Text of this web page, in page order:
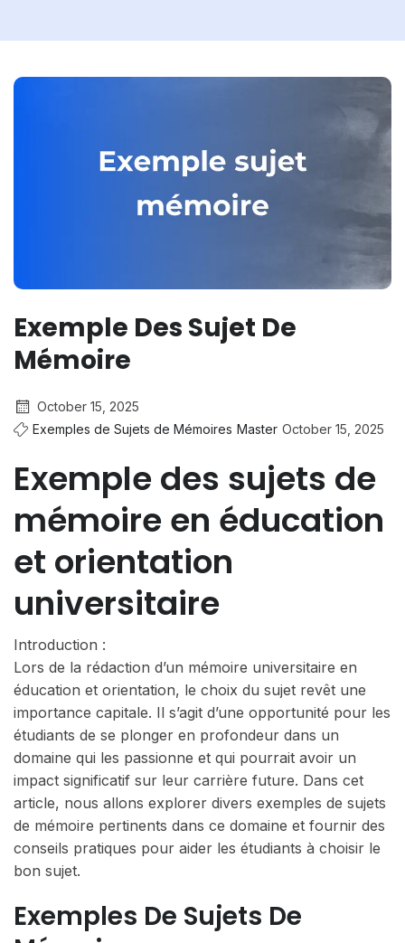
Exemple Des Sujet De
Mémoire
October 15, 2025
Exemples de Sujets de Mémoires Master October 15, 2025
Exemple des sujets de
mémoire en éducation
et orientation
universitaire
Introduction :
Lors de la rédaction d’un mémoire universitaire en
éducation et orientation, le choix du sujet revêt une
importance capitale. Il s’agit d’une opportunité pour les
étudiants de se plonger en profondeur dans un
domaine qui les passionne et qui pourrait avoir un
impact significatif sur leur carrière future. Dans cet
article, nous allons explorer divers exemples de sujets
de mémoire pertinents dans ce domaine et fournir des
conseils pratiques pour aider les étudiants à choisir le
bon sujet.
Exemples De Sujets De